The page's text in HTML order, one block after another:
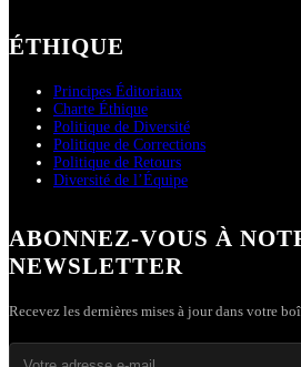
ÉTHIQUE
Principes Éditoriaux
Charte Éthique
Politique de Diversité
Politique de Corrections
Politique de Retours
Diversité de l’Équipe
ABONNEZ-VOUS À
NEWSLETTER
Recevez les dernières mises à jour dans votre